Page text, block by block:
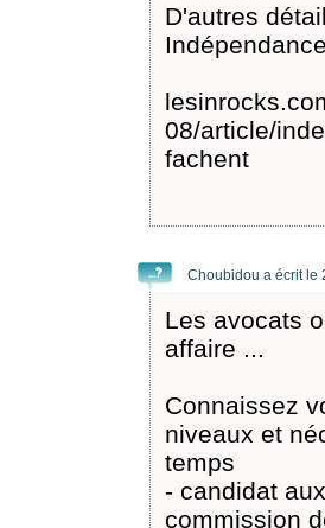
D'autres
08/article/
fachent
Choubidou a écrit le
Les avocats
affaire ...
Connaissez
niveaux et
temps
- candidat
commission